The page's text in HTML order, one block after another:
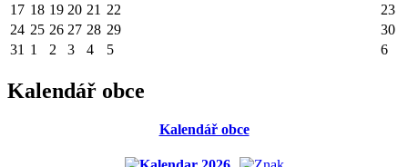
17 18 19 20 21 22
23
24 25 26 27 28 29
30
31 1 2 3 4 5 6
Kalendář obce
Kalendář obce